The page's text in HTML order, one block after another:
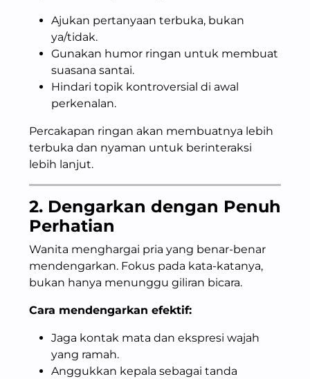
Ajukan pertanyaan terbuka, bukan
ya/tidak.
Gunakan humor ringan untuk membuat
suasana santai.
Hindari topik kontroversial di awal
perkenalan.
Percakapan ringan akan membuatnya lebih
terbuka dan nyaman untuk berinteraksi
lebih lanjut.
2. Dengarkan dengan Penuh
Perhatian
Wanita menghargai pria yang benar-benar
mendengarkan. Fokus pada kata-katanya,
bukan hanya menunggu giliran bicara.
Cara mendengarkan efektif:
Jaga kontak mata dan ekspresi wajah
yang ramah.
Anggukkan kepala sebagai tanda